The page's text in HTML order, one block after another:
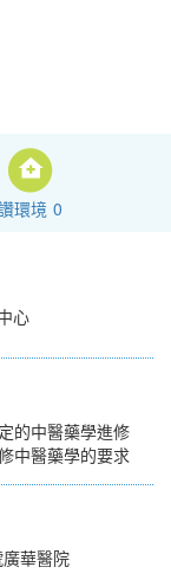
環境 0
心
的中醫藥學進修
中醫藥學的要求
華醫院